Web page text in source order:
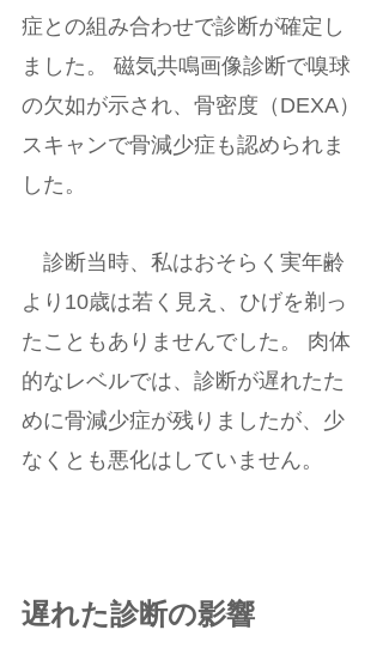
症との組み合わせで診断が確定し
ました。 磁気共鳴画像診断で嗅球
の欠如が示され、骨密度（DEXA）
スキャンで骨減少症も認められま
した。
診断当時、私はおそらく実年齢
より10歳は若く見え、ひげを剃っ
たこともありませんでした。 肉体
的なレベルでは、診断が遅れたた
めに骨減少症が残りましたが、少
なくとも悪化はしていません。
遅れた診断の影響